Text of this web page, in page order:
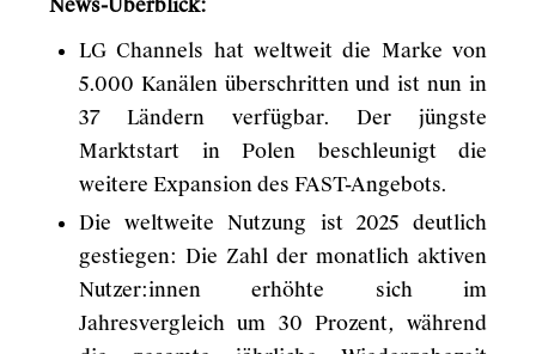
News-Überblick:
LG Channels hat weltweit die Marke von
5.000 Kanälen überschritten und ist nun in
37 Ländern verfügbar. Der jüngste
Marktstart in Polen beschleunigt die
weitere Expansion des FAST-Angebots.
Die weltweite Nutzung ist 2025 deutlich
gestiegen: Die Zahl der monatlich aktiven
Nutzer:innen erhöhte sich im
Jahresvergleich um 30 Prozent, während